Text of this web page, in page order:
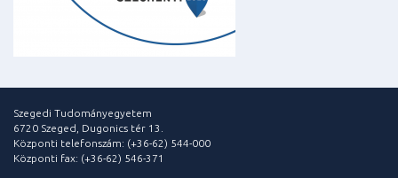
Szegedi Tudományegyetem
6720 Szeged, Dugonics tér 13.
Központi telefonszám: (+36-62) 544-000
Központi fax: (+36-62) 546-371